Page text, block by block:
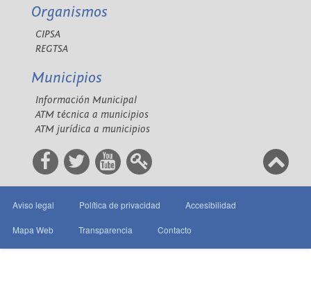
Organismos
CIPSA
REGTSA
Municipios
Información Municipal
ATM técnica a municipios
ATM jurídica a municipios
Aviso legal Política de privacidad Accesibilidad
Mapa Web Transparencia Contacto